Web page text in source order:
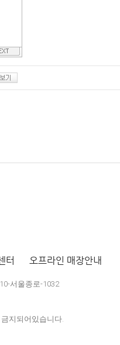
터 오프라인 매장안내
서울종로-1032
지되어있습니다.